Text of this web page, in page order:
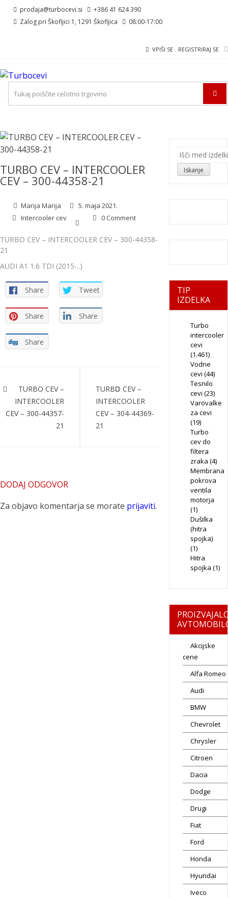
Skip
Skip prodaja@turbocevi.si
+386 41 624 390
Zalog pri Škofljici 1, 1291 Škofljica
08:00-17:00
VPIŠI SE REGISTRIRAJ SE
TURBOCEVI
TURBO CEV – INTERCOOLER
CEV – 300-44358-21
Marija Marija
5. maja 2021.
Intercooler cev
0 Comment
TURBO CEV – INTERCOOLER CEV – 300-44358-
21
AUDI A1 1.6 TDI (2015-..)
Share Tweet
Share Share
Share
prispevka
TURBO CEV –
INTERCOOLER
CEV – 300-44357-
21
TURBO CEV –
INTERCOOLER
CEV – 304-44369-
21
DODAJ ODGOVOR
Za objavo komentarja se morate prijaviti.
Išči:
Iskanje
TIP
IZDELKA
Turbo
intercooler
cevi
(1.461)
Vodne
cevi (44)
Tesnilo
cevi (23)
Varovalke
za cevi
(19)
Turbo
cev do
filtera
zraka (4)
Membrana
pokrova
ventila
motorja
(1)
Dušilka
(hitra
spojka)
(1)
Hitra
spojka (1)
Akcijske
cene
Alfa Romeo
Audi
BMW
Chevrolet
Chrysler
Citroen
Dacia
Dodge
Drugi
Fiat
Ford
Honda
Hyundai
Iveco